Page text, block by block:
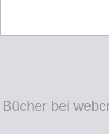
Bücher bei